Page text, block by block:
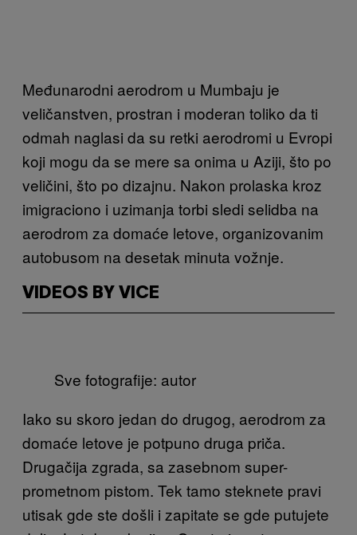
Međunarodni aerodrom u Mumbaju je
veličanstven, prostran i moderan toliko da ti
odmah naglasi da su retki aerodromi u Evropi
koji mogu da se mere sa onima u Aziji, što po
veličini, što po dizajnu. Nakon prolaska kroz
imigraciono i uzimanja torbi sledi selidba na
aerodrom za domaće letove, organizovanim
autobusom na desetak minuta vožnje.
VIDEOS BY VICE
Sve fotografije: autor
Iako su skoro jedan do drugog, aerodrom za
domaće letove je potpuno druga priča.
Drugačija zgrada, sa zasebnom super-
prometnom pistom. Tek tamo steknete pravi
utisak gde ste došli i zapitate se gde putujete